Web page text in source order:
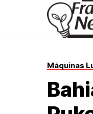
Máquinas